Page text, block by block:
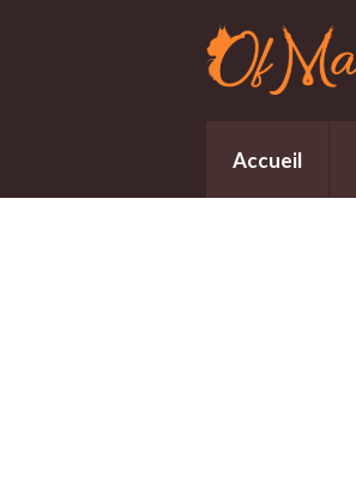
Accueil